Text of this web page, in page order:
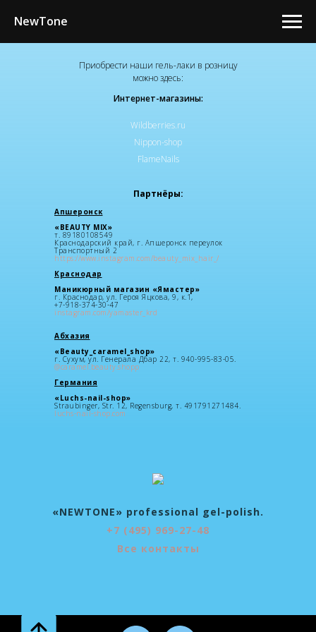
NewTone
Интернет-магазины:
Wildberries.ru
Nippon-shop
FlameNails
Приобрести наши гель-лаки в розницу
можно здесь:
Партнёры:
Апшеронск
«BEAUTY MIX»
т. 89180108549
Краснодарский край, г. Апшеронск переулок
Транспортный 2
https://www.instagram.com/beauty_mix_hair_/
Краснодар
Маникюрный магазин «Ямастер»
г. Краснодар, ул. Героя Яцкова, 9, к.1,
+7-918-374-30-47
instagram.com/yamaster_krd
Абхазия
«Beauty_caramel_shop»
г. Сухум, ул. Генерала Дбар 22, т. 940-995-83-05.
@caramel.beauty.shopp
Германия
«Luchs-nail-shop»
Straubinger, Str. 12, Regensburg, т. 491791271484.
luchs-nail-shop.com
«NEWTONE» professional gel-polish.
+7 (495) 969-27-48
Все контакты